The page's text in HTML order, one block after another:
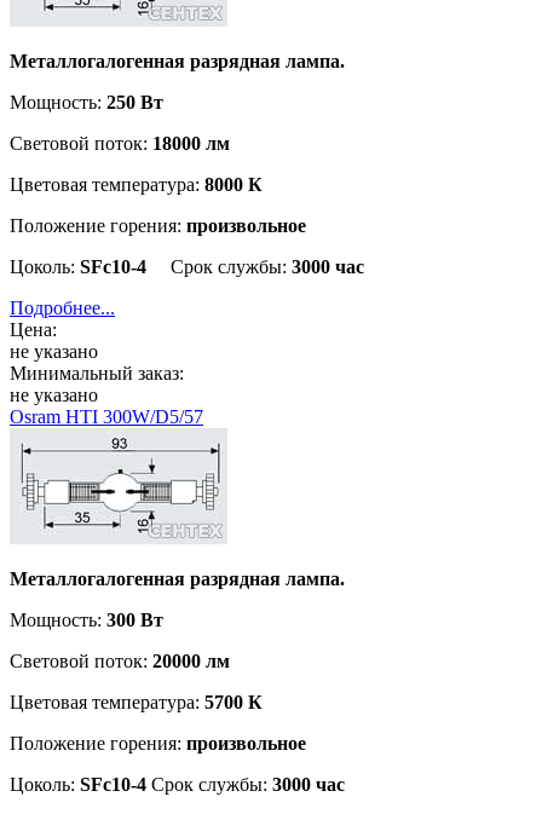
Металлогалогенная разрядная лампа.
Мощность: 250 Вт
Световой поток: 18000 лм
Цветовая температура: 8000 К
Положение горения: произвольное
Цоколь: SFc10-4 Срок службы: 3000 час
Подробнее...
Цена:
не указано
Минимальный заказ:
не указано
Osram HTI 300W/D5/57
Металлогалогенная разрядная лампа.
Мощность: 300 Вт
Световой поток: 20000 лм
Цветовая температура: 5700 К
Положение горения: произвольное
Цоколь: SFc10-4 Срок службы: 3000 час